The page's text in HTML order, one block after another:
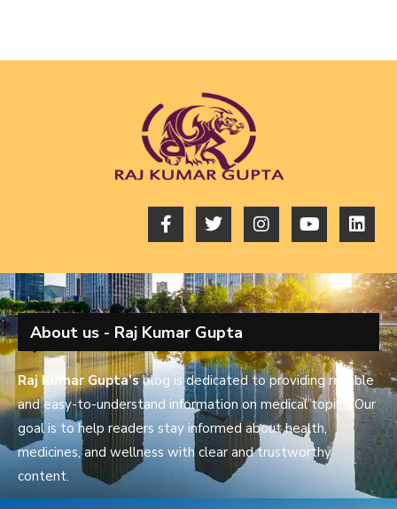
About us - Raj Kumar Gupta
Raj Kumar Gupta’sblog is dedicated to providing reliable
and easy-to-understand information on medical topics. Our
goal is to help readers stay informed about health,
medicines, and wellness with clear and trustworthy
content.